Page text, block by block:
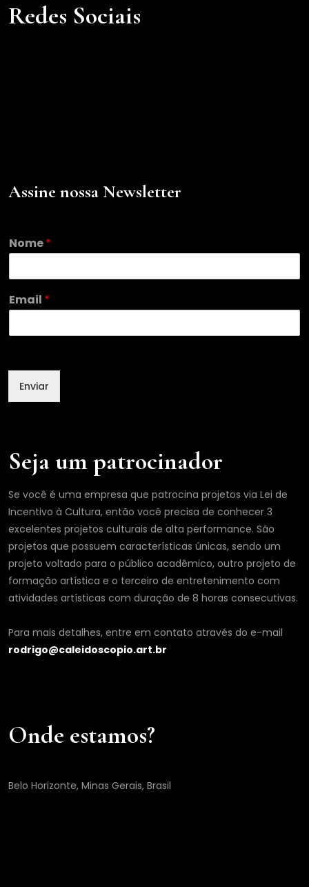
Redes Sociais
Assine nossa Newsletter
N
o
e
o
e
Nome*
Email *
Enviar
Seja um patrocinador
Se você é uma empresa que patrocina projetos via Lei de
Incentivo à Cultura, então você precisa de conhecer 3
excelentes projetos culturais de alta performance. São
projetos que possuem características únicas, sendo um
projeto voltado para o público acadêmico, outro projeto de
formação artística e o terceiro de entretenimento com
atividades artísticas com duração de 8 horas consecutivas.
Para mais detalhes, entre em contato através do e-mail
rodrigo@caleidoscopio.art.br
Onde estamos?
Belo Horizonte, Minas Gerais, Brasil